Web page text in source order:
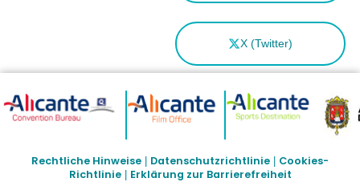
X (Twitter)
Rechtliche Hinweise | Datenschutzrichtlinie | Cookies-
Richtlinie| Erklärung zur Barrierefreiheit